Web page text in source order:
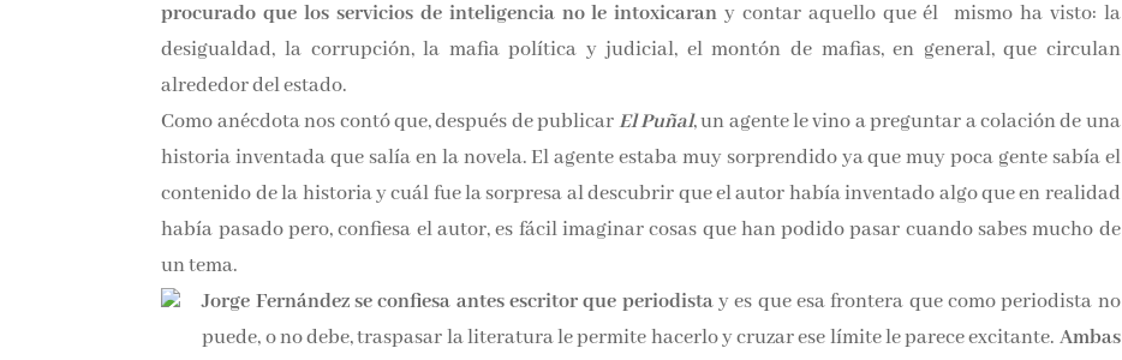
procurado que los servicios de inteligencia no le intoxicarany contar aquello que él mismo ha visto: la
desigualdad, la corrupción, la mafia política y judicial, el montón de mafias, en general, que circulan
alrededor del estado.
Como anécdota nos contó que, después de publicarEl Puñal, un agente le vino a preguntar a colación de una
historia inventada que salía en la novela. El agente estaba muy sorprendido ya que muy poca gente sabía el
contenido de la historia y cuál fue la sorpresa al descubrir que el autor había inventado algo que en realidad
había pasado pero, confiesa el autor, es fácil imaginar cosas que han podido pasar cuando sabes mucho de
un tema.
Jorge Fernández se confiesa antes escritor que periodistay es que esa frontera que como periodista no
puede, o no debe, traspasar la literatura le permite hacerlo y cruzar ese límite le parece excitante. Ambas